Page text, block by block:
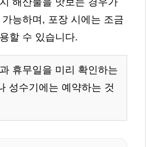
능하며, 포장 시에는 조금
할 수 있습니다.
휴무일을 미리 확인하는
성수기에는 예약하는 것